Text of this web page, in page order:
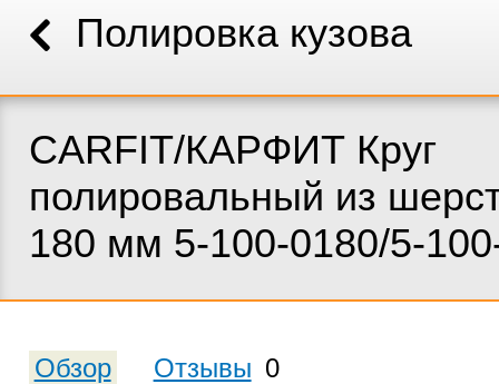
Полировка кузова
CARFIT/КАРФИТ Круг
полировальный из
180 мм 5-100-0180/5-
Обзор Отзывы 0